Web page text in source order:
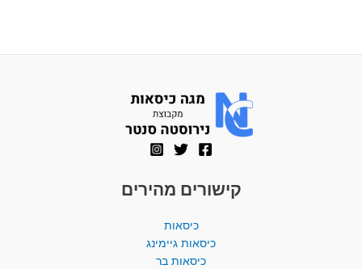
קישורים מהירים
כיסאות
כיסאות גיימינג
כיסאות בר